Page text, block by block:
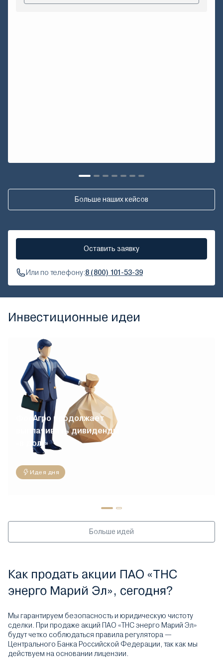
Больше наших кейсов
Оставить заявку
Или по телефону:8 (800) 101-53-39
Инвестиционные идеи
ФосАгро продолжает
выплачивать дивиденды
«в долг»
Идея дня
Больше идей
Как продать акции ПАО «ТНС
энерго Марий Эл», сегодня?
Мы гарантируем безопасность и юридическую чистоту
сделки. При продаже акций ПАО «ТНС энерго Марий Эл»
будут четко соблюдаться правила регулятора —
Центрального Банка Российской Федерации, так как мы
действуем на основании лицензии.